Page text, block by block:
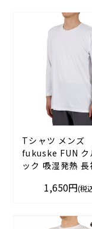
Tシャツ メンズ
fukuske FUN ク
ック 吸湿発熱 長
サイズ ブラック
ファン fukuske
1,650円(税